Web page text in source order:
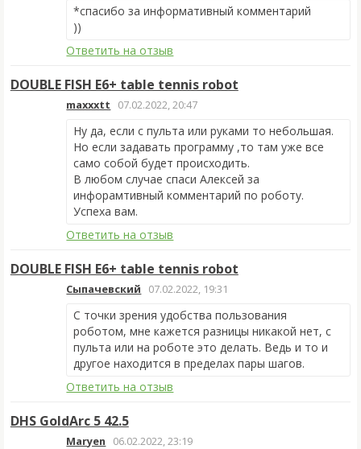
*спасибо за информативный комментарий
))
Ответить на отзыв
DOUBLE FISH E6+ table tennis robot
maxxxtt 07.02.2022, 20:47
Ну да, если с пульта или руками то небольшая.
Но если задавать программу ,то там уже все
само собой будет происходить.
В любом случае спаси Алексей за
инфорамтивный комментарий по роботу.
Успеха вам.
Ответить на отзыв
DOUBLE FISH E6+ table tennis robot
Сыпачевский 07.02.2022, 19:31
С точки зрения удобства пользования
роботом, мне кажется разницы никакой нет, с
пульта или на роботе это делать. Ведь и то и
другое находится в пределах пары шагов.
Ответить на отзыв
DHS GoldArc 5 42.5
Maryen 06.02.2022, 23:19